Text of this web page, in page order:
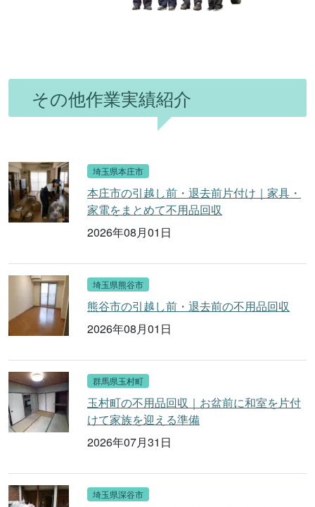
その他作業実績紹介
埼玉県本庄市
本庄市の引越し前・退去前片付け｜家具・
家電をまとめて不用品回収
2026年08月01日
埼玉県熊谷市
熊谷市の引越し前・退去前の不用品回収
2026年08月01日
群馬県玉村町
玉村町の不用品回収｜お盆前に和室を片付
けて家族を迎える準備
2026年07月31日
埼玉県深谷市